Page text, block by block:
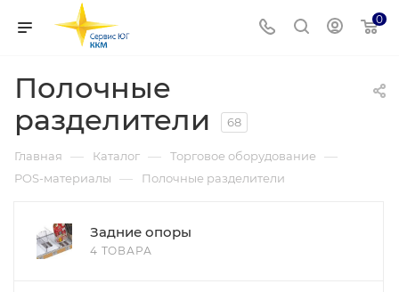
0
Полочные
разделители
68
Главная — Каталог — Торговое оборудование —
POS-материалы — Полочные разделители
Задние опоры
4 ТОВАРА